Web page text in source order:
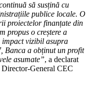
să susțină cu
publice locale. O
proiectelor finanțate din
propus o creștere a
vizibil asupra
Banca a obținut un profit
asumate”, a declarat
General CEC